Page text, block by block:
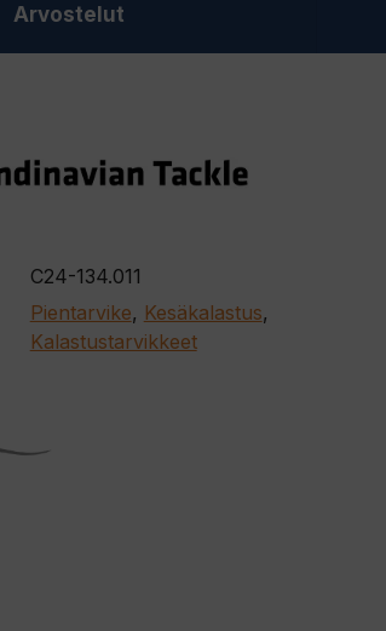
Arvostelut
C24-134.011
Pientarvike, Kesäkalastus,
Kalastustarvikkeet